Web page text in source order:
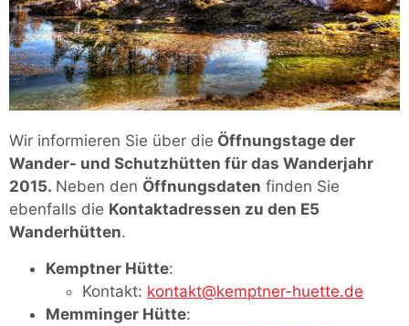
Wir informieren Sie über die Öffnungstage der
Wander- und Schutzhütten für das Wanderjahr
2015. Neben den Öffnungsdaten finden Sie
ebenfalls die Kontaktadressen zu den E5
Wanderhütten.
Kemptner Hütte:
Kontakt: kontakt@kemptner-huette.de
Memminger Hütte: